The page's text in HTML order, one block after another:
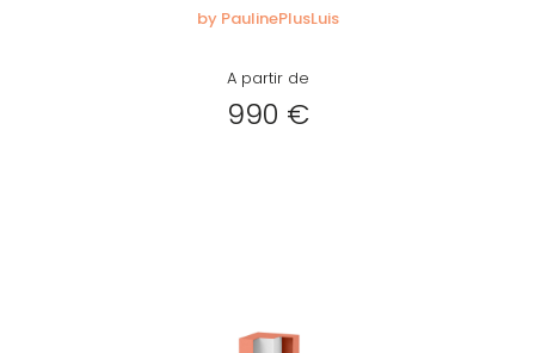
by PaulinePlusLuis
A partir de
990 €